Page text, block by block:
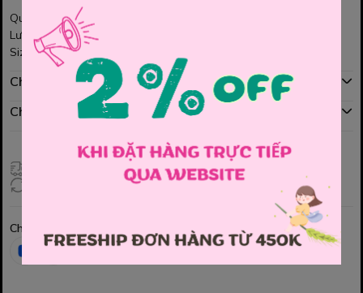
Quần short kaki mềm sụm, màu tím Pastel nhẹ nhàng
Lưng thun co giãn dễ mặc lắm ạ
Size : 160, 170
Chính sách mua hàng
Chính sách đổi hàng
Giao hàng toàn quốc
Đổi hàng 3 ngày (HCM), 7 ngày (Tỉnh)
Chia sẻ